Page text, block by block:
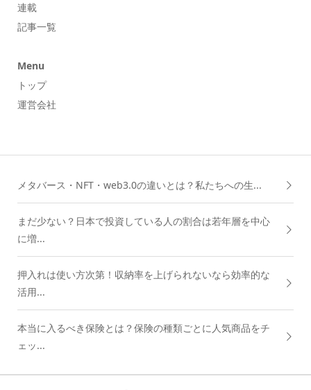
連載
記事一覧
Menu
トップ
運営会社
メタバース・NFT・web3.0の違いとは？私たちへの生...
まだ少ない？日本で投資している人の割合は若年層を中心
に増...
押入れは使い方次第！収納率を上げられないなら効率的な
活用...
本当に入るべき保険とは？保険の種類ごとに人気商品をチ
ェッ...